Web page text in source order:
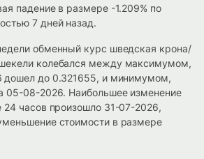
падение в размере -1.209% по
7 дней назад.
обменный курс шведская крона/
колебался между максимумом,
дошел до 0.321655, и минимумом,
05-08-2026. Наибольшее изменение
24 часов произошло 31-07-2026,
стоимости в размере